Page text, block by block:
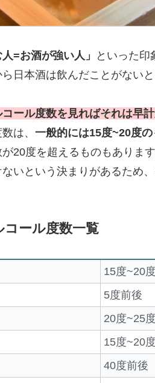
=お酒が強い人」
といった印
日本酒は飲んだことがない
ール度数を見ればそれは早計
は、 一般的には15度~20度
20度を超えるものもありま
いという決まりがあるため
ール度数一覧
15度~20度
5度前後
20度~25度
15度~20
40度前後